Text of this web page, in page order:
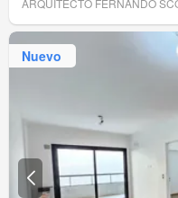
ARQUITECTO FERNANDO
Nuevo